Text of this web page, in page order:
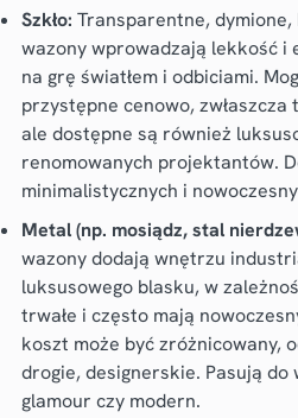
Szkło: Transparentne,
wazony wprowadzają lekkość i
na grę światłem i odbiciami.
przystępne cenowo,
ale dostępne są również
renomowanych projektantów.
minimalistycznych i
Metal (np. mosiądz, stal
wazony dodają wnętrzu
luksusowego blasku, w
trwałe i często mają
koszt może być zróżnicowany,
drogie, designerskie. Pasują
glamour czy modern.